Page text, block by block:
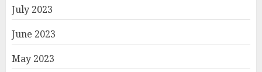
July 2023
June 2023
May 2023